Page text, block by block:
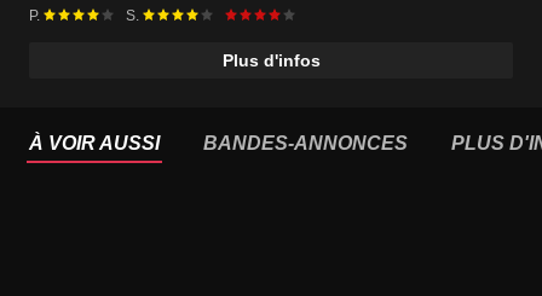
P. S.
Plus d'infos
À VOIR AUSSI BANDES-ANNONCES PLUS